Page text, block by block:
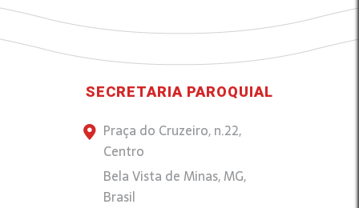
SECRETARIA PAROQUIAL
Praça do Cruzeiro, n.22,
Centro
Bela Vista de Minas, MG,
Brasil